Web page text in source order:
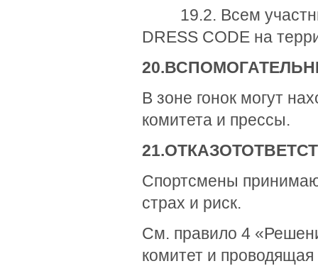
19.2. Всем
DRESS CODE на
20.
В зоне гонок могут
комитета и прессы.
21.ОТКАЗОТ
Спортсмены
страх и риск.
См. правило 4
комитет и